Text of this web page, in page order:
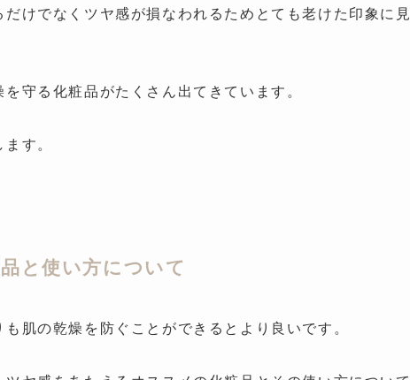
けでなくツヤ感が損なわれるためとても老けた印象に見
守る化粧品がたくさん出てきています。
す。
と使い方について
肌の乾燥を防ぐことができるとより良いです。